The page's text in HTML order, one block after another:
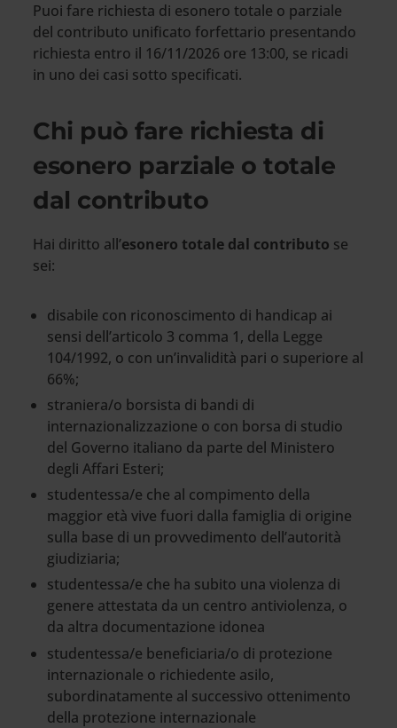
Puoi fare richiesta di esonero totale o parziale
del contributo unificato forfettario presentando
richiesta entro il 16/11/2026 ore 13:00, se ricadi
in uno dei casi sotto specificati.
Chi può fare richiesta di
esonero parziale o totale
dal contributo
Hai diritto all’esonero totale dal contributo se
sei:
disabile con riconoscimento di handicap ai
sensi dell’articolo 3 comma 1, della Legge
104/1992, o con un’invalidità pari o superiore al
66%;
straniera/o borsista di bandi di
internazionalizzazione o con borsa di studio
del Governo italiano da parte del Ministero
degli Affari Esteri;
studentessa/e che al compimento della
maggior età vive fuori dalla famiglia di origine
sulla base di un provvedimento dell’autorità
giudiziaria;
studentessa/e che ha subito una violenza di
genere attestata da un centro antiviolenza, o
da altra documentazione idonea
studentessa/e beneficiaria/o di protezione
internazionale o richiedente asilo,
subordinatamente al successivo ottenimento
della protezione internazionale